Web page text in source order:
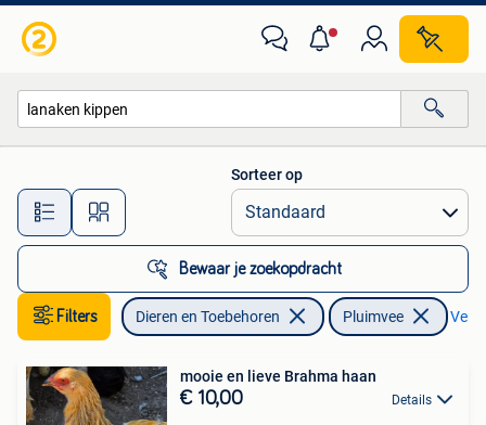
Alle afstanden…
Sorteer op
Bewaar je zoekopdracht
Filters Dieren en Toebehoren Pluimvee
mooie en lieve Brahma haan
€ 10,00 Details